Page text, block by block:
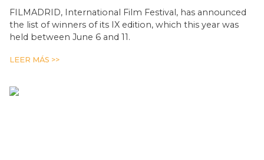
FILMADRID, International Film Festival, has announced
the list of winners of its IX edition, which this year was
held between June 6 and 11.
LEER MÁS >>